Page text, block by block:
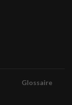
Glossaire